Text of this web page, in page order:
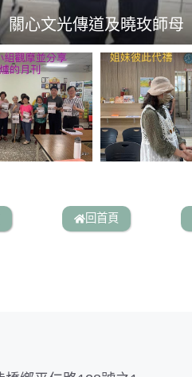
為文光傳道禱告
關心文光傳道及曉玫師母
頭屋明德小組觀摩
姊妹彼此代禱
感謝許漁夫贈送查經材料
感謝范牧師帶來門訓教材
回首頁